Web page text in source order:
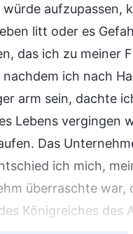
aufzupassen,
litt oder es
das ich zu meiner
ich nach
arm sein, dachte
Lebens vergingen
Das
ich mich,
überraschte war,
Königreiches des